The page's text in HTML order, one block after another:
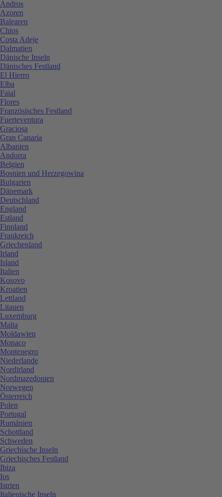
Andros
Azoren
Balearen
Chios
Costa Adeje
Dalmatien
Dänische Inseln
Dänisches Festland
El Hierro
Elba
Faial
Flores
Französisches Festland
Fuerteventura
Graciosa
Gran Canaria
Albanien
Andorra
Belgien
Bosnien und Herzegowina
Bulgarien
Dänemark
Deutschland
England
Estland
Finnland
Frankreich
Griechenland
Irland
Island
Italien
Kosovo
Kroatien
Lettland
Litauen
Luxemburg
Malta
Moldawien
Monaco
Montenegro
Niederlande
Nordirland
Nordmazedonien
Norwegen
Österreich
Polen
Portugal
Rumänien
Schottland
Schweden
Griechische Inseln
Griechisches Festland
Ibiza
Ios
Istrien
Italienische Inseln